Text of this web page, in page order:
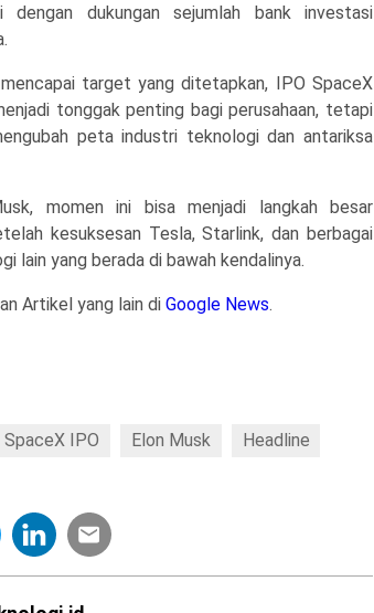
dengan dukungan sejumlah bank investasi
target yang ditetapkan, IPO SpaceX
tonggak penting bagi perusahaan, tetapi
peta industri teknologi dan antariksa
momen ini bisa menjadi langkah besar
kesuksesan Tesla, Starlink, dan berbagai
lain yang berada di bawah kendalinya.
Artikel yang lain di Google News.
SpaceX IPO Elon Musk Headline